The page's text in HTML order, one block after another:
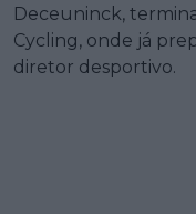
Deceuninck,
Cycling, onde já
diretor desportivo.